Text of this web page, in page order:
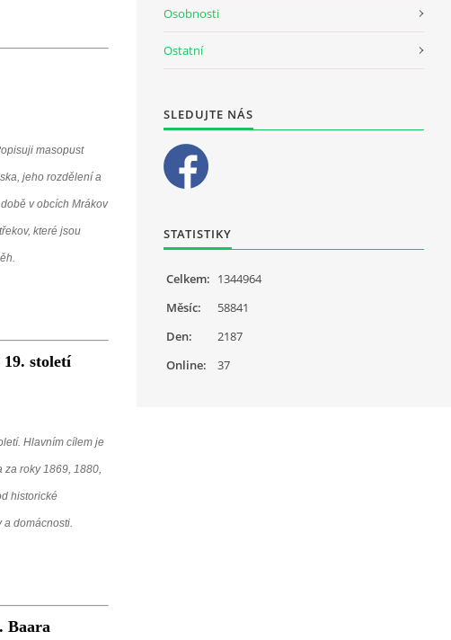
masopust
jeho rozdělení a
v obcích Mrákov
které jsou
století
Hlavním cílem je
za roky 1869, 1880,
historické
a domácnosti.
Baara
Osobnosti
Ostatní
SLEDUJTE NÁS
STATISTIKY
Online: 37
Celkem: 1344964
Měsíc:
58841
Den:
2187